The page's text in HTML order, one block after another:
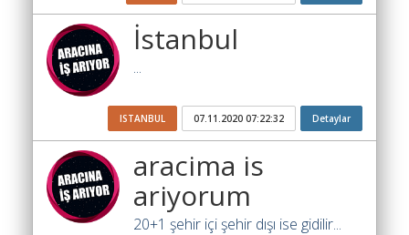
arayanlar
Soför
arayanlar
Aracına
arayanlar
İstanbul
...
ISTANBUL 07.11.2020 07:22:32 Detaylar
aracima is
ariyorum
20+1 şehir içi şehir dışı ise gidilir...